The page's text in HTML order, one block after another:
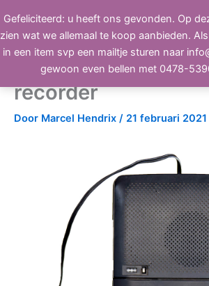
Gefeliciteerd: u heeft ons gevonden. Op
zien wat we allemaal te koop aanbieden.
in een item svp een mailtje sturen naar
gewoon even bellen met 0478-
naar
de
inhoud
BEELD, GELUID, LICHT
SuperTech
recorder
Door Marcel Hendrix / 21 februari 2021